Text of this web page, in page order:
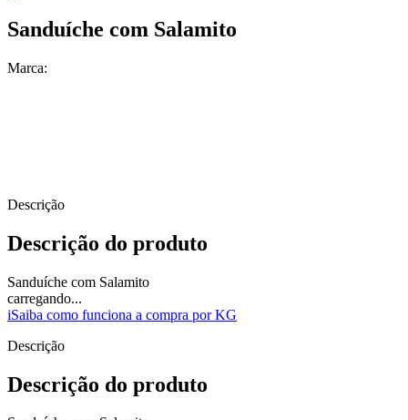
Sanduíche com Salamito
Marca:
Descrição
Descrição do produto
Sanduíche com Salamito
carregando...
iSaiba como funciona a compra por KG
Descrição
Descrição do produto